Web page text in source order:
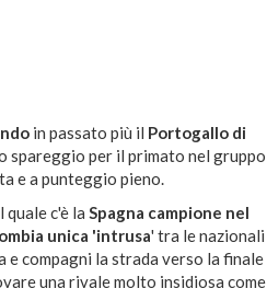
in passato più il Portogallo di
spareggio per il primato nel gruppo
e a punteggio pieno.
c'è la Spagna campione nel
unica 'intrusa' tra le nazionali
e compagni la strada verso la finale
una rivale molto insidiosa come